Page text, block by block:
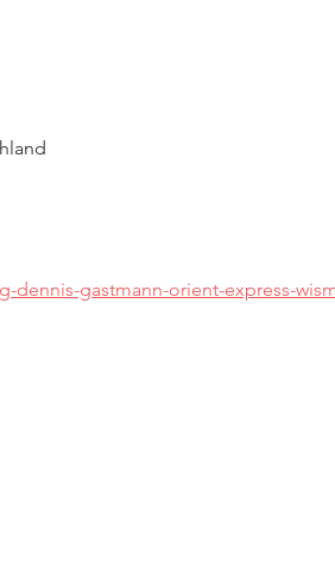
dennis-gastmann-orient-express-